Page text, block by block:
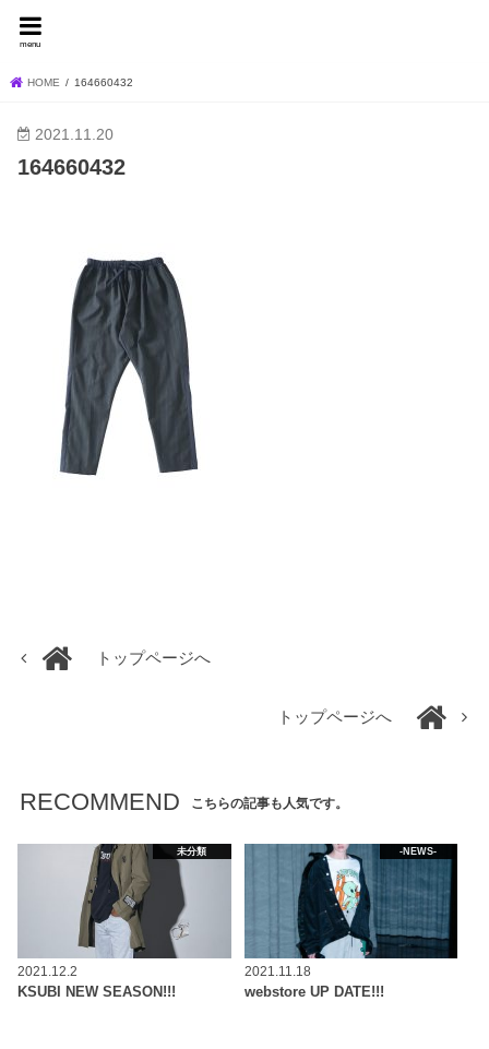
menu
HOME 164660432
2021.11.20
164660432
トップページへ
トップページへ
RECOMMEND こちらの記事も人気です。
未分類
2021.12.2
KSUBI NEW SEASON!!!
-NEWS-
2021.11.18
webstore UP DATE!!!